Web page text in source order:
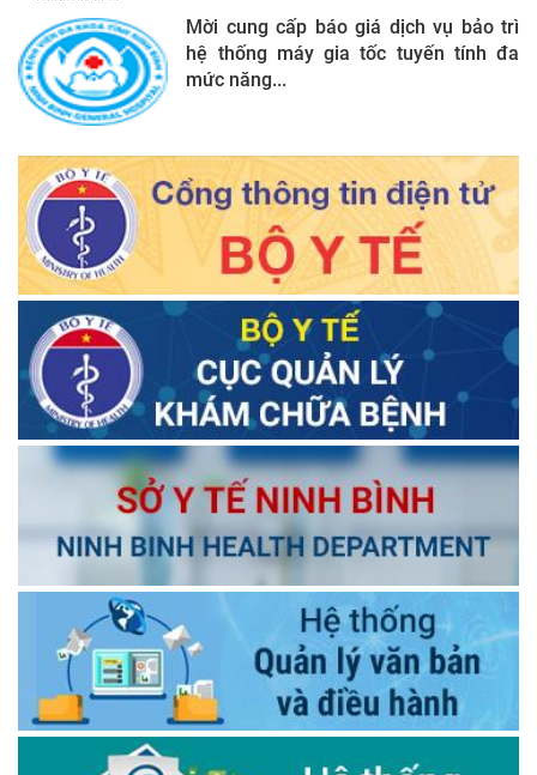
Mời cung cấp báo giá dịch vụ bảo trì
hệ thống máy gia tốc tuyến tính đa
mức năng...